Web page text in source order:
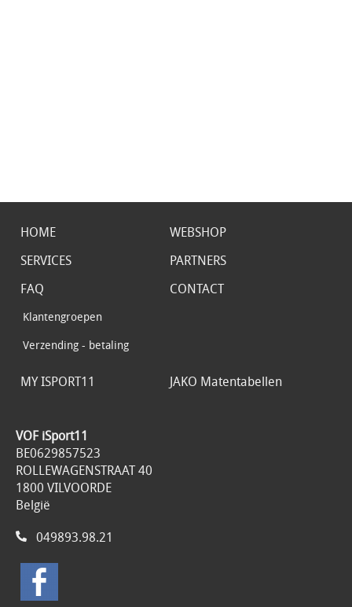
HOME
WEBSHOP
SERVICES
PARTNERS
FAQ
Klantengroepen
Verzending - betaling
CONTACT
MY ISPORT11 JAKO Matentabellen
VOF iSport11
BE0629857523
ROLLEWAGENSTRAAT 40
1800 VILVOORDE
België
049893.98.21